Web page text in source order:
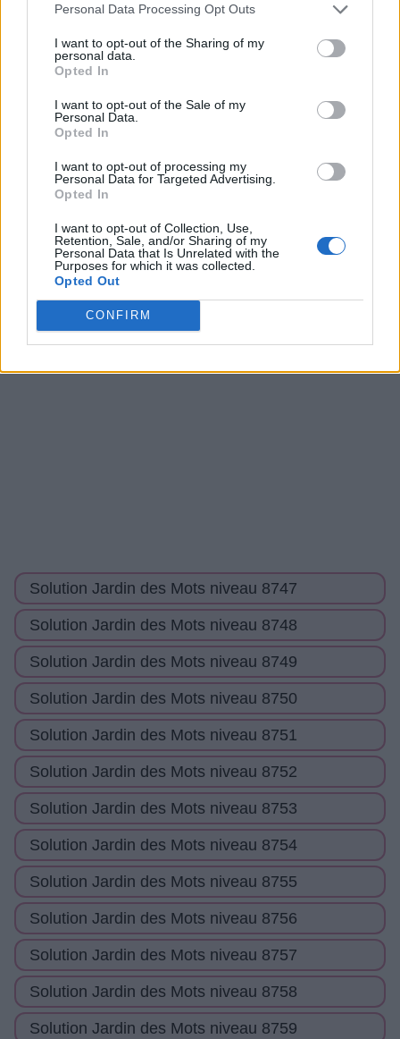
Personal Data Processing Opt Outs
I want to opt-out of the Sharing of my
personal data.
Opted In
I want to opt-out of the Sale of my
Personal Data.
Opted In
I want to opt-out of processing my
Personal Data for Targeted Advertising.
Opted In
I want to opt-out of Collection, Use,
Retention, Sale, and/or Sharing of my
Personal Data that Is Unrelated with the
Purposes for which it was collected.
Opted Out
CONFIRM
Solution Jardin des Mots niveau 8747
Solution Jardin des Mots niveau 8748
Solution Jardin des Mots niveau 8749
Solution Jardin des Mots niveau 8750
Solution Jardin des Mots niveau 8751
Solution Jardin des Mots niveau 8752
Solution Jardin des Mots niveau 8753
Solution Jardin des Mots niveau 8754
Solution Jardin des Mots niveau 8755
Solution Jardin des Mots niveau 8756
Solution Jardin des Mots niveau 8757
Solution Jardin des Mots niveau 8758
Solution Jardin des Mots niveau 8759